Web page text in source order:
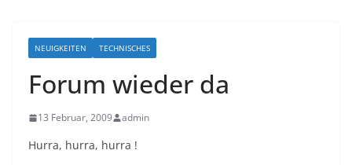
NEUIGKEITEN TECHNISCHES
Forum wieder da
13 Februar, 2009 admin
Hurra, hurra, hurra !